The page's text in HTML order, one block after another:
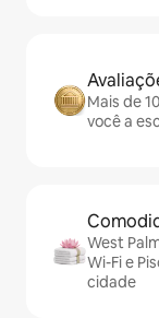
Mais de
você a
West
Wi-Fi e
cidade